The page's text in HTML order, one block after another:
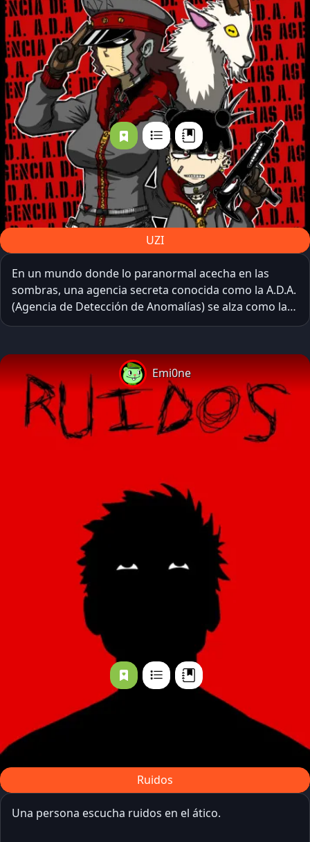
UZI
En un mundo donde lo paranormal acecha en las
sombras, una agencia secreta conocida como la A.D.A.
(Agencia de Detección de Anomalías) se alza como la
última línea de defensa. Dirigida por un equipo de
detectar, almacenar y neutralizar amenazas
sobrenaturales que acechan a la humanidad. Sin
embargo, cuando una oscura conspiración amenaza
con desestabilizar el equilibrio entre lo paranormal y
lo humano, la agencia se enfrenta a su desafío más
peligroso hasta el momento.
Emi0ne
Ruidos
Una persona escucha ruidos en el ático.